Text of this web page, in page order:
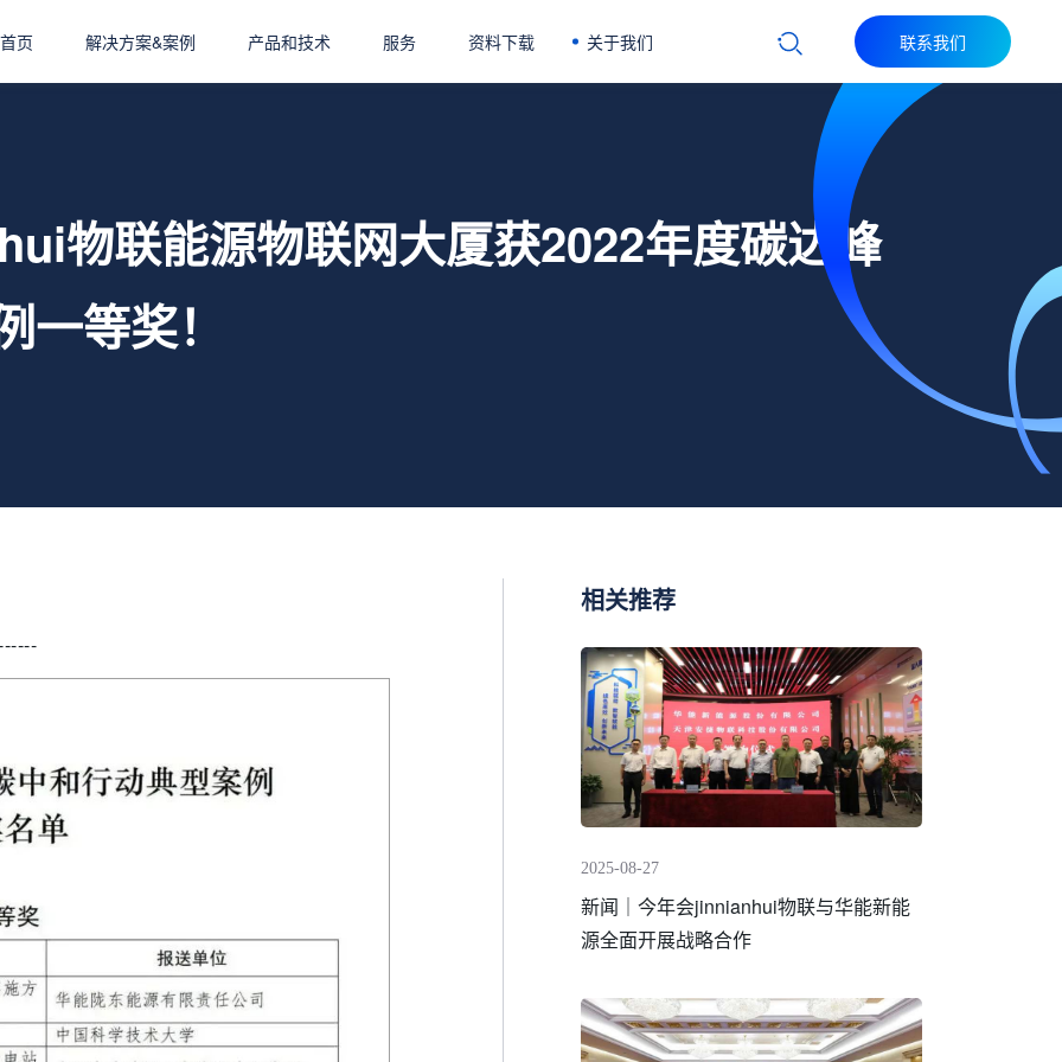
首页 解决方案&案例 产品和技术 服务 资料下载 关于我们 联系我们
物联能源物联网大厦获2022年度碳达峰
等奖！
相关推荐
2025-08-27
新闻｜今年会jinnianhui物联与华能新能
源全面开展战略合作